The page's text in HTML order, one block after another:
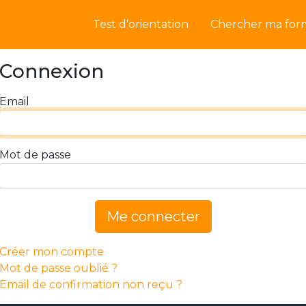
Test d'orientation Chercher ma
de passe
Me connecter
mon compte
de passe oublié ?
de confirmation non reçu ?